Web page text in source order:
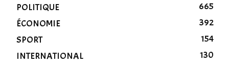
POLITIQUE
665
ÉCONOMIE
392
SPORT
154
INTERNATIONAL
130